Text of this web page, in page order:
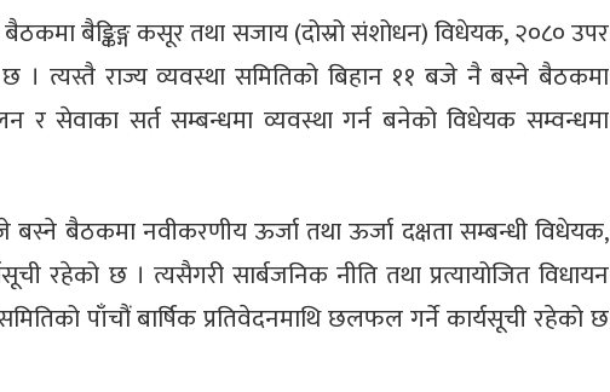
बैङ्किङ्ग कसूर तथा सजाय (दोस्रो संशोधन) विधेयक, २०८० उपर
त्यस्तै राज्य व्यवस्था समितिको बिहान ११ बजे नै बस्ने बैठकमा
र सेवाका सर्त सम्बन्धमा व्यवस्था गर्न बनेको विधेयक सम्वन्धमा
बस्ने बैठकमा नवीकरणीय ऊर्जा तथा ऊर्जा दक्षता सम्बन्धी विधेयक,
रहेको छ । त्यसैगरी सार्बजनिक नीति तथा प्रत्यायोजित विधायन
पाँचौं बार्षिक प्रतिवेदनमाथि छलफल गर्ने कार्यसूची रहेको छ